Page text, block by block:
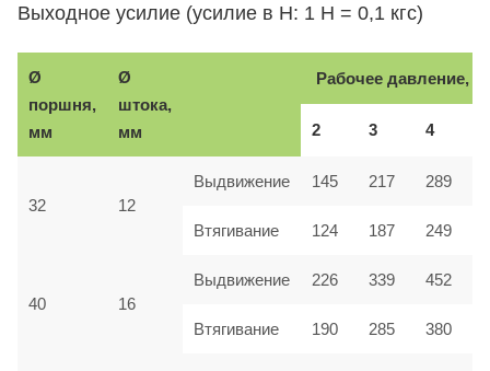
Выходное усилие (усилие в Н: 1 Н = 0,1 кгс)
Ø
поршня,
мм
Ø
штока,
мм
Рабочее давление,
2 3 4
32 12
Выдвижение 145 217 289
Втягивание 124 187 249
40 16
Выдвижение 226 339 452
Втягивание 190 285 380